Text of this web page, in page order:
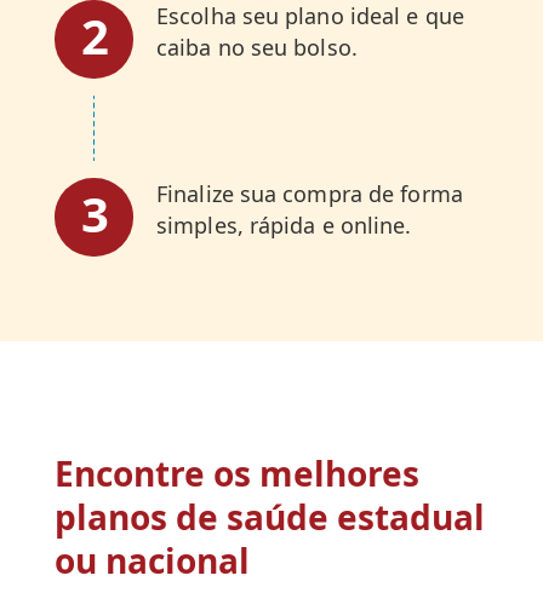
2
Escolha seu plano ideal e que
caiba no seu bolso.
3
Finalize sua compra de forma
simples, rápida e online.
Encontre os melhores
planos de saúde estadual
ou nacional